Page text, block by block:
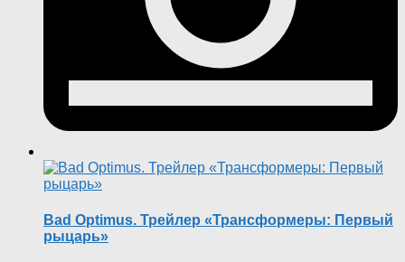
Bad Optimus. Трейлер «Трансформеры: Первый
рыцарь»